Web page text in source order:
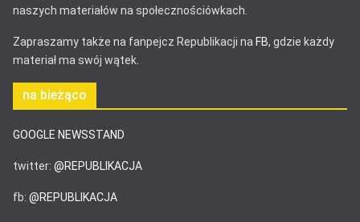
naszych materiałów na społecznościówkach.
Zapraszamy także na fanpejcz Republikacji na FB, gdzie każdy
materiał ma swój wątek.
na bieżąco
GOOGLE NEWSSTAND
twitter: @REPUBLIKACJA
fb: @REPUBLIKACJA